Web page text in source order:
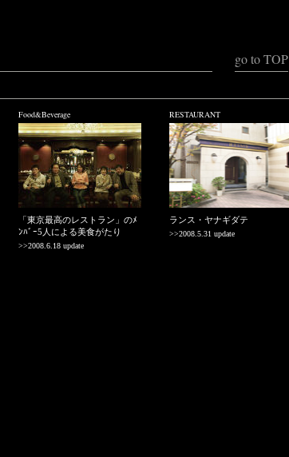
go to TOP
Food&Beverage
「東京最高のレストラン」のﾒ
ﾝﾊﾞｰ5人による美食がたり
>>2008.6.18 update
RESTAURANT
ランス・ヤナギダテ
>>2008.5.31 update